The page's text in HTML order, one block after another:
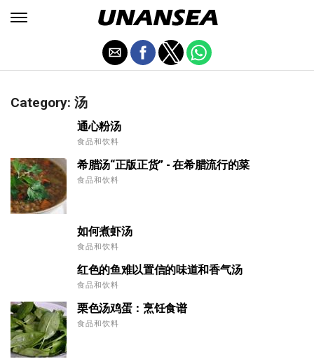
Category: 汤
通心粉汤
食品和饮料
希腊汤“正版正货” - 在希腊流行的菜
食品和饮料
如何煮虾汤
食品和饮料
红色的鱼难以置信的味道和香气汤
食品和饮料
栗色汤鸡蛋：烹饪食谱
食品和饮料